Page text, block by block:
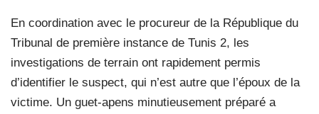
En coordination avec le procureur de la République du
Tribunal de première instance de Tunis 2, les
investigations de terrain ont rapidement permis
d’identifier le suspect, qui n’est autre que l’époux de la
victime. Un guet-apens minutieusement préparé a